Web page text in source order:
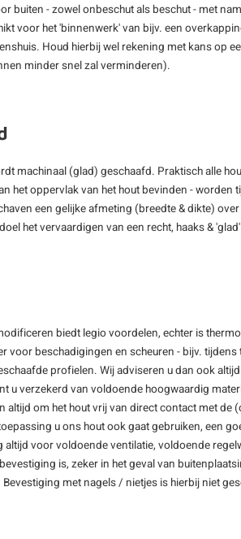
buiten - zowel onbeschut als beschut - met
voor het 'binnenwerk' van bijv. een
Houd hierbij wel rekening met kans op
minder snel zal verminderen).
machinaal (glad) geschaafd. Praktisch alle
het oppervlak van het hout bevinden - worden
een gelijke afmeting (breedte & dikte)
het vervaardigen van een recht, haaks &
biedt legio voordelen, echter is
voor beschadigingen en scheuren - bijv.
profielen. Wij adviseren u dan ook
u verzekerd van voldoende hoogwaardig
altijd om het hout vrij van direct contact met de
u ons hout ook gaat gebruiken, een
altijd voor voldoende ventilatie, voldoende
is, zeker in het geval van
met nagels / nietjes is hierbij niet